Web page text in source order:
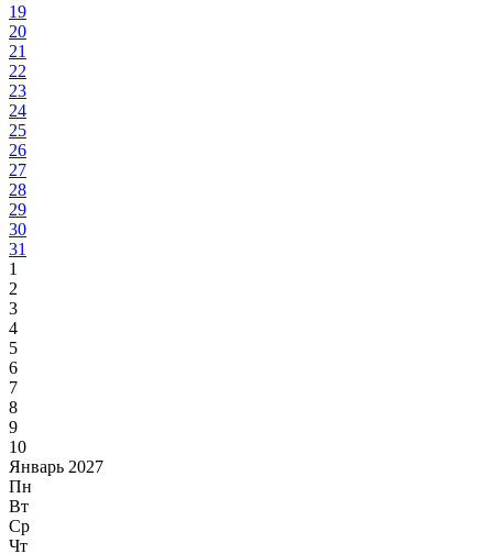
19
20
21
22
23
24
25
26
27
28
29
30
31
1
2
3
4
5
6
7
8
9
10
Январь 2027
Пн
Вт
Ср
Чт